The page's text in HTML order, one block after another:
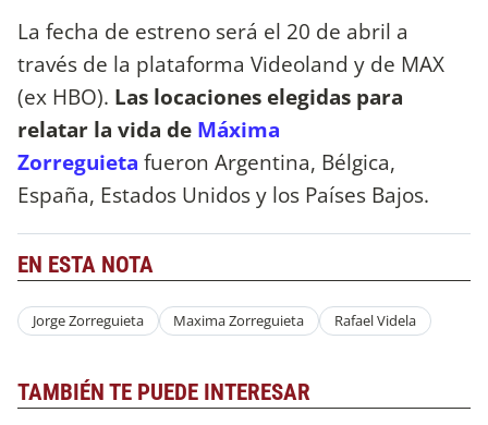
La fecha de estreno será el 20 de abril a
través de la plataforma Videoland y de MAX
(ex HBO). Las locaciones elegidas para
relatar la vida de Máxima
Zorreguieta fueron Argentina, Bélgica,
España, Estados Unidos y los Países Bajos.
EN ESTA NOTA
Jorge Zorreguieta Maxima Zorreguieta Rafael Videla
TAMBIÉN TE PUEDE INTERESAR